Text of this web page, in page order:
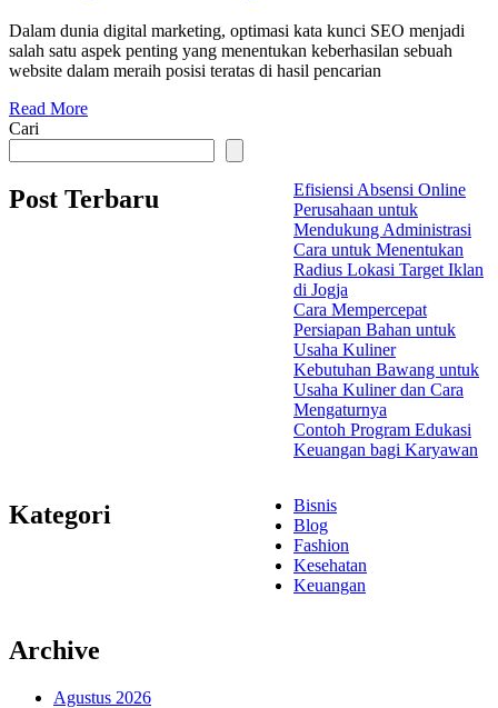
Dalam dunia digital marketing, optimasi kata kunci SEO menjadi
salah satu aspek penting yang menentukan keberhasilan sebuah
website dalam meraih posisi teratas di hasil pencarian
Read More
Cari
Post Terbaru
Efisiensi Absensi Online
Perusahaan untuk
Mendukung Administrasi
Cara untuk Menentukan
Radius Lokasi Target Iklan
di Jogja
Cara Mempercepat
Persiapan Bahan untuk
Usaha Kuliner
Kebutuhan Bawang untuk
Usaha Kuliner dan Cara
Mengaturnya
Contoh Program Edukasi
Keuangan bagi Karyawan
Kategori
Bisnis
Blog
Fashion
Kesehatan
Keuangan
Archive
Agustus 2026